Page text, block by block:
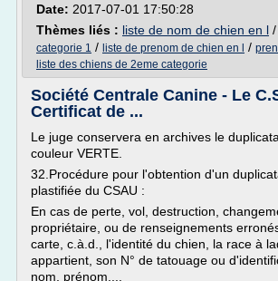
Date: 2017-07-01 17:50:28
Thèmes liés : liste de nom de chien en l /
categorie 1 / liste de prenom de chien en l /
liste des chiens de 2eme categorie
Société Centrale Canine - Le
Certificat de ...
Le juge conservera en archives le
couleur VERTE.
32.Procédure pour l'obtention d'un
plastifiée du CSAU :
En cas de perte, vol, destruction,
propriétaire, ou de renseignements
carte, c.à.d., l'identité du chien, la race à
appartient, son N° de tatouage ou
nom, prénom,...